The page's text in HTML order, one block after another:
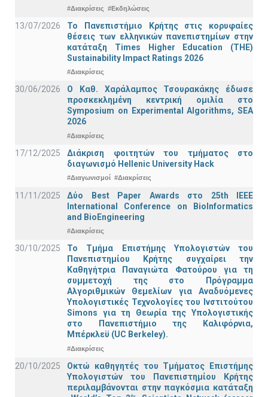
#Διακρίσεις #Εκδηλώσεις
13/07/2026
Το Πανεπιστήμιο Κρήτης στις κορυφαίες
θέσεις των ελληνικών πανεπιστημίων στην
κατάταξη Times Higher Education (ΤΗΕ)
Sustainability Impact Ratings 2026
#Διακρίσεις
30/06/2026
Ο Καθ. Χαράλαμπος Τσουρακάκης έδωσε
προσκεκλημένη κεντρική ομιλία στο
Symposium on Experimental Algorithms, SEA
2026
#Διακρίσεις
17/12/2025
Διάκριση φοιτητών του τμήματος στο
διαγωνισμό Hellenic University Hack
#Διαγωνισμοί #Διακρίσεις
11/11/2025
Δύο Best Paper Awards στο 25th IEEE
International Conference on BioInformatics
and BioEngineering
#Διακρίσεις
30/10/2025
Το Τμήμα Επιστήμης Υπολογιστών του
Πανεπιστημίου Κρήτης συγχαίρει την
Καθηγήτρια Παναγιώτα Φατούρου για τη
συμμετοχή της στο Πρόγραμμα
Αλγοριθμικών Θεμελίων για Αναδυόμενες
Υπολογιστικές Τεχνολογίες του Ινστιτούτου
Simons για τη Θεωρία της Υπολογιστικής
στο Πανεπιστήμιο της Καλιφόρνια,
Μπέρκλεϋ (UC Berkeley).
#Διακρίσεις
20/10/2025
Οκτώ καθηγητές του Τμήματος Επιστήμης
Υπολογιστών του Πανεπιστημίου Κρήτης
περιλαμβάνονται στην παγκόσμια κατάταξη